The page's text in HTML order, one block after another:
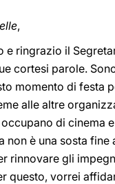
,
e ringrazio il
cortesi parole.
momento di festa
alle altre
di cinema
non è una sosta fine
rinnovare gli
questo, vorrei